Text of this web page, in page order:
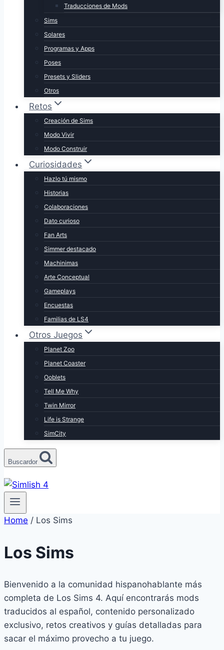
Traducciones de Mods
Sims
Solares
Programas y Apps
Poses
Presets y Sliders
Otros
Retos
Creación de Sims
Modo Vivir
Modo Construir
Curiosidades
Hazlo tú mismo
Historias
Colaboraciones
Dato curioso
Fan Arts
Simmer destacado
Machinimas
Arte Conceptual
Gameplays
Encuestas
Familias de LS4
Otros Juegos
Planet Zoo
Planet Coaster
Ooblets
Tell Me Why
Twin Mirror
Life is Strange
SimCity
Buscardor
Home / Los Sims
Los Sims
Bienvenido a la comunidad hispanohablante más
completa de Los Sims 4. Aquí encontrarás mods
traducidos al español, contenido personalizado
exclusivo, retos creativos y guías detalladas para
sacar el máximo provecho a tu juego.